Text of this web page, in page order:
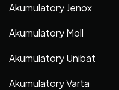
Akumulatory Jenox
Akumulatory Moll
Akumulatory Unibat
Akumulatory Varta